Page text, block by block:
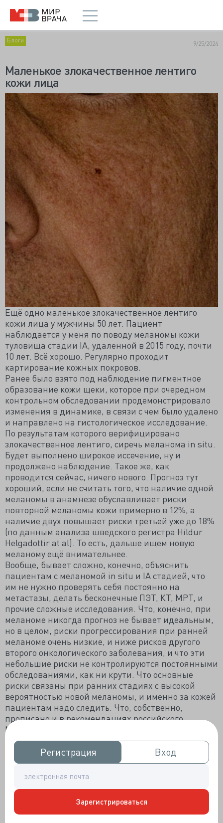
Регистрация
Регистрация Вход
Вход
Зарегистрироваться
Блоги 9/25/2024
Маленькое злокачественное лентиго
кожи лица
Ещё одно маленькое злокачественное лентиго
кожи лица у мужчины 50 лет. Пациент
наблюдается у меня по поводу меланомы кожи
туловища стадии IA, удаленной в 2015 году, почти
10 лет. Всё хорошо. Регулярно проходит
картирование кожных покровов.
Ранее было взято под наблюдение пигментное
образование кожи щеки, которое при очередном
контрольном обследовании продемонстрировало
изменения в динамике, в связи с чем было удалено
и направлено на гистологическое исследование.
По результатам которого верифицировано
злокачественное лентиго, сиречь меланома in situ.
Будет выполнено широкое иссечение, ну и
продолжено наблюдение. Такое же, как
проводится сейчас, ничего нового. Прогноз тут
хороший, если не считать того, что наличие одной
меланомы в анамнезе обуславливает риски
повторной меланомы кожи примерно в 12%, а
наличие двух повышает риски третьей уже до 18%
(по данным анализа шведского регистра Hildur
Helgadottir at al). То есть, дальше ищем новую
меланому ещё внимательнее.
Вообще, бывает сложно, конечно, объяснить
пациентам с меланомой in situ и IA стадией, что
им не нужно проверять себя постоянно на
метастазы, делать бесконечные ПЭТ, КТ, МРТ, и
прочие сложные исследования. Что, конечно, при
меланоме никогда прогноз не бывает идеальным,
но в целом, риски прогрессирования при ранней
меланоме очень низкие, и ниже рисков другого
второго онкологического заболевания, и что эти
небольшие риски не контролируются постоянными
обследованиями, как ни крути. Что основные
риски связаны при ранних стадиях с высокой
вероятностью новой меланомы, и именно за кожей
пациентам надо следить. Что, собственно,
прописано и в рекомендациях российского
Минздрава, и в рекомендациях NCCN, где не
рекомендованы радиологические обследования,
но рекомендован регулярный и тщательный
контроль кожных покровов.
Приведенный случай как раз об этом. Почти десять
лет без сложных радиологических обследований и
без всякого прогрессирования, но с появлением
новой меланомы на коже, выявленной
своевременно именно в процессе наблюдения за